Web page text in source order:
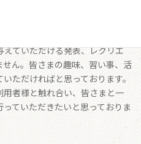
ていただける発表、レクリエ
ん。皆さまの趣味、習い事、活
ただければと思っております。
者様と触れ合い、皆さまと一
ていただきたいと思っておりま